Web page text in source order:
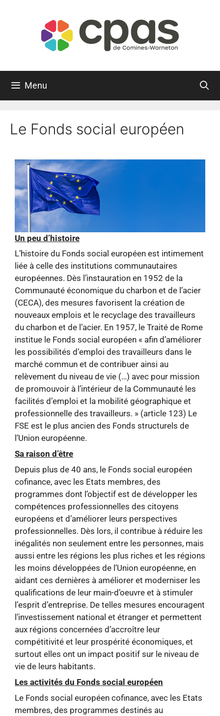
Menu
Le Fonds social européen
Un peu d’histoire
L’histoire du Fonds social européen est intimement
liée à celle des institutions communautaires
européennes. Dès l’instauration en 1952 de la
Communauté économique du charbon et de l’acier
(CECA), des mesures favorisent la création de
nouveaux emplois et le recyclage des travailleurs
du charbon et de l’acier. En 1957, le Traité de Rome
institue le Fonds social européen « afin d’améliorer
les possibilités d’emploi des travailleurs dans le
marché commun et de contribuer ainsi au
relèvement du niveau de vie (…) avec pour mission
de promouvoir à l’intérieur de la Communauté les
facilités d’emploi et la mobilité géographique et
professionnelle des travailleurs. » (article 123) Le
FSE est le plus ancien des Fonds structurels de
l’Union européenne.
Sa raison d’être
Depuis plus de 40 ans, le Fonds social européen
cofinance, avec les Etats membres, des
programmes dont l’objectif est de développer les
compétences professionnelles des citoyens
européens et d’améliorer leurs perspectives
professionnelles. Dès lors, il contribue à réduire les
inégalités non seulement entre les personnes, mais
aussi entre les régions les plus riches et les régions
les moins développées de l’Union européenne, en
aidant ces dernières à améliorer et moderniser les
qualifications de leur main-d’oeuvre et à stimuler
l’esprit d’entreprise. De telles mesures encouragent
l’investissement national et étranger et permettent
aux régions concernées d’accroître leur
compétitivité et leur prospérité économiques, et
surtout elles ont un impact positif sur le niveau de
vie de leurs habitants.
Les activités du Fonds social européen
Le Fonds social européen cofinance, avec les Etats
membres, des programmes destinés au